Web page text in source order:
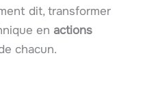
dit, transformer
en actions
chacun.